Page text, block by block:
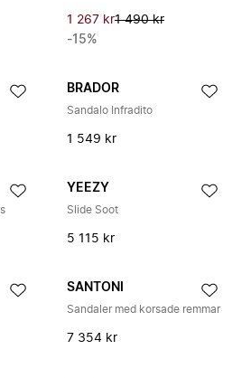
1 267 kr1 490 kr
-15%
BRADOR
Sandalo Infradito
1 549 kr
YEEZY
Slide Soot
5 115 kr
SANTONI
Sandaler med korsade remmar
7 354 kr